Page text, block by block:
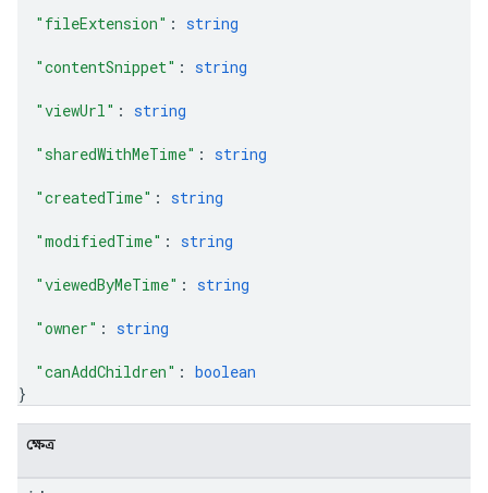
"fileExtension" : string
"contentSnippet" : string
"viewUrl" : string
"sharedWithMeTime" : string
"createdTime" : string
"modifiedTime" : string
"viewedByMeTime" : string
"owner" : string
"canAddChildren" : boolean
}
ক্ষেত্র